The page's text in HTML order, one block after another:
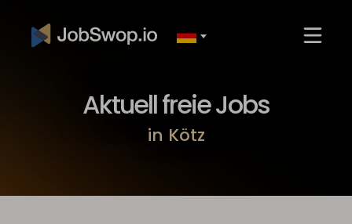
Aktuell freie Jobs
in Kötz